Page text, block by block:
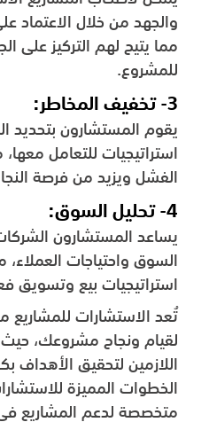
والجهد من خلال الاعتماد
مما يتيح لهم التركيز على
للمشروع.
3- تخفيف المخاطر:
يقوم المستشارون بتحديد
استراتيجيات للتعامل
الفشل ويزيد من فرصة
4- تحليل السوق:
يساعد المستشارون
السوق واحتياجات
استراتيجيات بيع وتسويق
تُعد الاستشارات للمشاريع
لقيام ونجاح مشروعك، حيث
اللازمين لتحقيق الأهداف
متخصصة لدعم المشاريع في